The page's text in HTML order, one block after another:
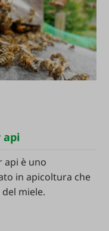
api
api è uno
in apicoltura che
miele.